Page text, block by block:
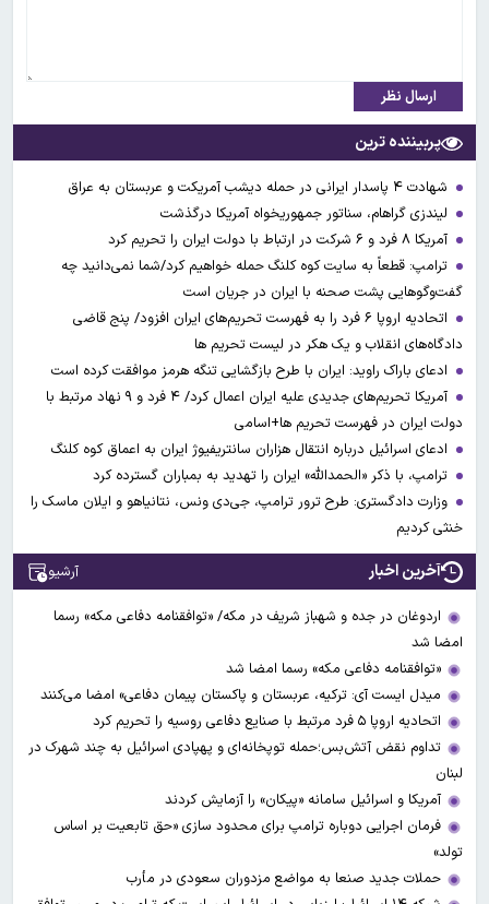
ارسال نظر
پربیننده ترین
شهادت ۴ پاسدار ایرانی در حمله دیشب آمریکت و عربستان به عراق
لیندزی گراهام، سناتور جمهوریخواه آمریکا درگذشت
آمریکا ۸ فرد و ۶ شرکت در ارتباط با دولت ایران را تحریم کرد
ترامپ: قطعاً به سایت کوه کلنگ حمله خواهیم کرد/شما نمی‌دانید چه
گفت‌وگوهایی پشت صحنه با ایران در جریان است
اتحادیه اروپا ۶ فرد را به فهرست تحریم‌های ایران افزود/ پنج قاضی
دادگاه‌های انقلاب و یک هکر در لیست تحریم ها
ادعای باراک راوید: ایران با طرح بازگشایی تنگه هرمز موافقت کرده است
آمریکا تحریم‌های جدیدی علیه ایران اعمال کرد/ ۴ فرد و ۹ نهاد مرتبط با
دولت ایران در فهرست تحریم ها+اسامی
ادعای اسرائیل درباره انتقال هزاران سانتریفیوژ ایران به اعماق کوه کلنگ
ترامپ، با ذکر «الحمدالله» ایران را تهدید به بمباران گسترده کرد
وزارت دادگستری: طرح ترور ترامپ، جی‌دی ونس، نتانیاهو و ایلان ماسک را
خنثی کردیم
آخرین اخبار آرشیو
اردوغان در جده و شهباز شریف در مکه/ «توافقنامه دفاعی مکه» رسما
امضا شد
«توافقنامه دفاعی مکه» رسما امضا شد
میدل ایست آی: ترکیه، عربستان و پاکستان پیمان دفاعی» امضا می‌کنند
اتحادیه اروپا ۵ فرد مرتبط با صنایع دفاعی روسیه را تحریم کرد
تداوم نقض آتش‌بس؛حمله توپخانه‌ای و پهپادی اسرائیل به چند شهرک در
لبنان
آمریکا و اسرائیل سامانه «پیکان» را آزمایش کردند
فرمان اجرایی دوباره ترامپ برای محدود سازی «حق تابعیت بر اساس
تولد»
حملات جدید صنعا به مواضع مزدوران سعودی در مأرب